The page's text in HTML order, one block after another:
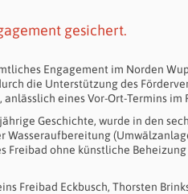
gesichert.
Engagement im Norden
die Unterstützung des
eines Vor-Ort-Termins im
Geschichte, wurde in den
ohne künstliche Beheizung
Freibad Eckbusch, Thorsten